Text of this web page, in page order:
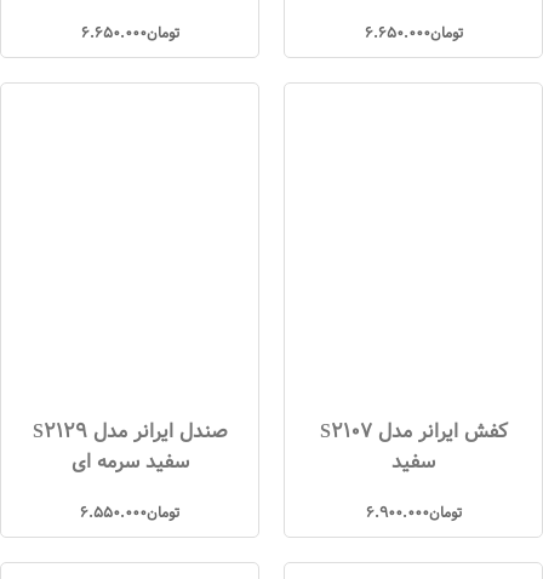
تومان6.650.000 تومان6.650.000
کفش ایرانر مدل S2107
سفید
تومان6.900.000
صندل ایرانر مدل S2129
سفید سرمه ای
تومان6.550.000